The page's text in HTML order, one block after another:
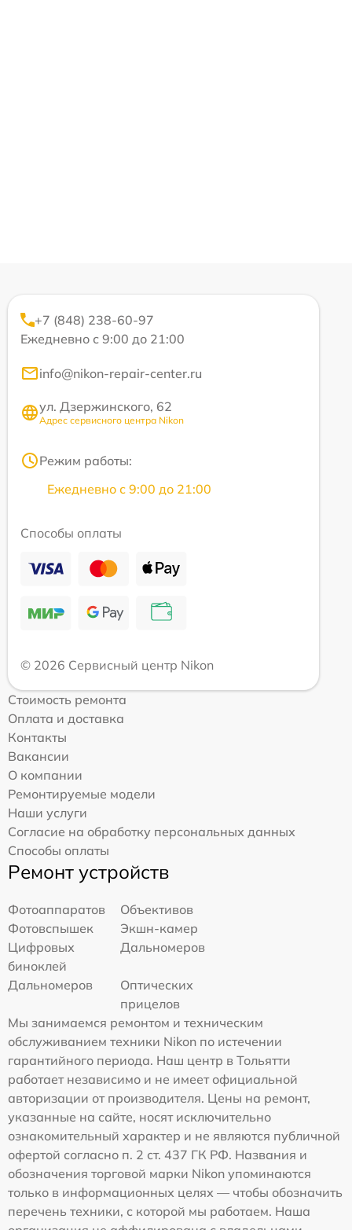
+7 (848) 238-60-97
Ежедневно с 9:00 до 21:00
info@nikon-repair-center.ru
ул. Дзержинского, 62
Адрес сервисного центра Nikon
Режим работы:
Ежедневно с 9:00 до 21:00
Способы оплаты
© 2026 Сервисный центр Nikon
Стоимость ремонта
Оплата и доставка
Контакты
Вакансии
О компании
Ремонтируемые модели
Наши услуги
Согласие на обработку персональных данных
Способы оплаты
Ремонт устройств
Фотоаппаратов
Объективов
Фотовспышек
Экшн-камер
Цифровых
биноклей
Дальномеров
Дальномеров
Оптических
прицелов
Мы занимаемся ремонтом и техническим
обслуживанием техники Nikon по истечении
гарантийного периода. Наш центр в Тольятти
работает независимо и не имеет официальной
авторизации от производителя. Цены на ремонт,
указанные на сайте, носят исключительно
ознакомительный характер и не являются публичной
офертой согласно п. 2 ст. 437 ГК РФ. Названия и
обозначения торговой марки Nikon упоминаются
только в информационных целях — чтобы обозначить
перечень техники, с которой мы работаем. Наша